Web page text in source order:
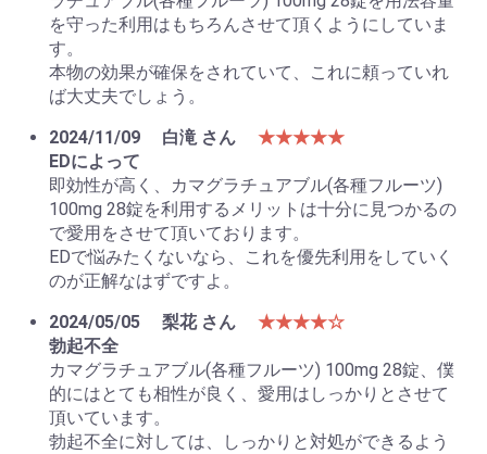
お買い物を続ける カートへ進む
を守った利用はもちろんさせて頂くようにしていま
す。
本物の効果が確保をされていて、これに頼っていれ
ば大丈夫でしょう。
2024/11/09
白滝 さん
★★★★★
EDによって
即効性が高く、カマグラチュアブル(各種フルーツ)
100mg 28錠を利用するメリットは十分に見つかるの
で愛用をさせて頂いております。
EDで悩みたくないなら、これを優先利用をしていく
のが正解なはずですよ。
2024/05/05
梨花 さん
★★★★☆
勃起不全
カマグラチュアブル(各種フルーツ) 100mg 28錠、僕
的にはとても相性が良く、愛用はしっかりとさせて
頂いています。
勃起不全に対しては、しっかりと対処ができるよう